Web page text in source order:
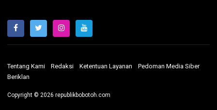
Tentang Kami Redaksi Ketentuan Layanan
Pedoman Media Siber
Beriklan
Copyright © 2026 republikbobotoh.com